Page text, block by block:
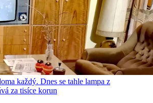
každý. Dnes se tahle lampa z
za tisíce korun